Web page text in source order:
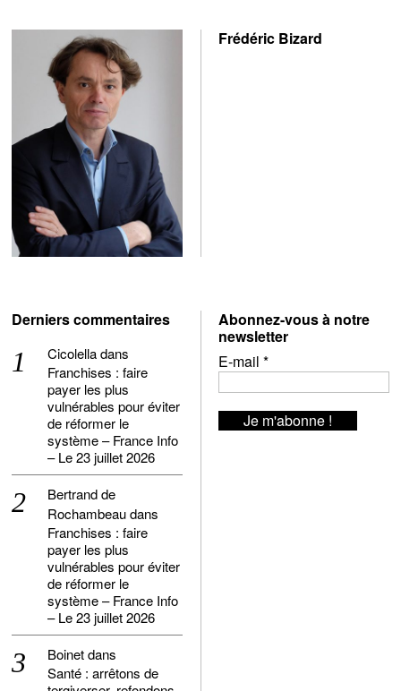
Frédéric Bizard
Derniers commentaires
Cicolelladans
Franchises : faire
payer les plus
vulnérables pour éviter
de réformer le
système – France Info
– Le 23 juillet 2026
Bertrand de
Rochambeaudans
Franchises : faire
payer les plus
vulnérables pour éviter
de réformer le
système – France Info
– Le 23 juillet 2026
Boinetdans
Santé : arrêtons de
Abonnez-vous à notre
newsletter
E-mail *